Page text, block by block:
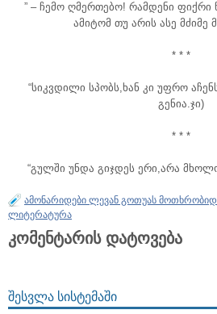
” – ჩემო ღმერთებო! რამდენი
ამიტომ თუ არის ასე მძიმე
* * *
“სიკვდილი სპობს,ხან კი უფრო
გენია.ჯი)
* * *
“გულში უნდა გიჯდეს ერი,არა
ამონარიდები ლევან გოთუას
ლიტერატურა
კომენტარის დატოვება
ᲨᲔᲡᲕᲚᲐ ᲡᲘᲡᲢᲔᲛᲐᲨᲘ